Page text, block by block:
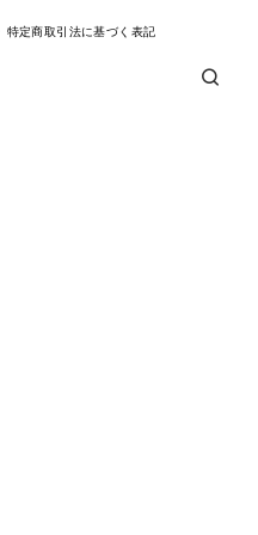
特定商取引法に基づく表記